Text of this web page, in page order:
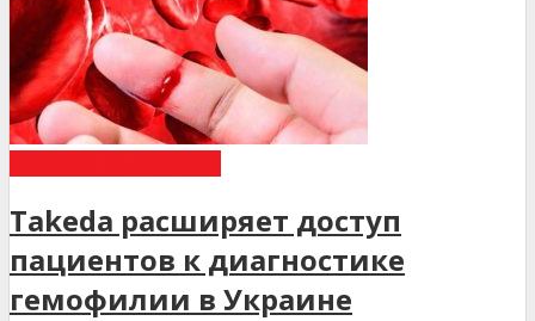
Takeda расширяет доступ
пациентов к диагностике
гемофилии в Украине